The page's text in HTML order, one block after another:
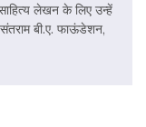
लेखन के लिए उन्हें
संतराम बी.ए. फाऊंडेशन,